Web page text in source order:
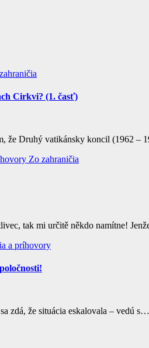
Cirkvi? (1. časť)
že Druhý vatikánsky koncil (1962
Zo zahraničia
tak mi určitě někdo namítne!
a príhovory
zdá, že situácia eskalovala – vedú s…